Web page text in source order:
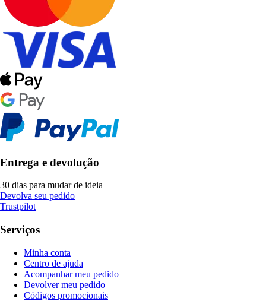
Entrega e devolução
30 dias para mudar de ideia
Devolva seu pedido
Trustpilot
Serviços
Minha conta
Centro de ajuda
Acompanhar meu pedido
Devolver meu pedido
Códigos promocionais